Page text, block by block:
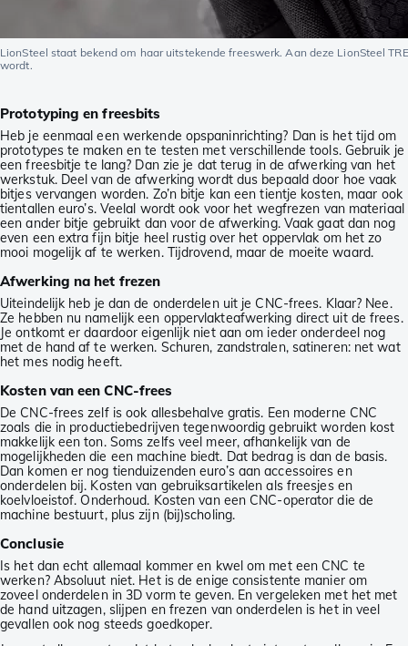
LionSteel staat bekend om haar uitstekende freeswerk. Aan deze LionSteel
wordt.
Prototyping en freesbits
Heb je eenmaal een werkende opspaninrichting? Dan is het tijd om
prototypes te maken en te testen met verschillende tools. Gebruik je
een freesbitje te lang? Dan zie je dat terug in de afwerking van het
werkstuk. Deel van de afwerking wordt dus bepaald door hoe vaak
bitjes vervangen worden. Zo’n bitje kan een tientje kosten, maar ook
tientallen euro’s. Veelal wordt ook voor het wegfrezen van materiaal
een ander bitje gebruikt dan voor de afwerking. Vaak gaat dan nog
even een extra fijn bitje heel rustig over het oppervlak om het zo
mooi mogelijk af te werken. Tijdrovend, maar de moeite waard.
Afwerking na het frezen
Uiteindelijk heb je dan de onderdelen uit je CNC-frees. Klaar? Nee.
Ze hebben nu namelijk een oppervlakteafwerking direct uit de frees.
Je ontkomt er daardoor eigenlijk niet aan om ieder onderdeel nog
met de hand af te werken. Schuren, zandstralen, satineren: net wat
het mes nodig heeft.
Kosten van een CNC-frees
De CNC-frees zelf is ook allesbehalve gratis. Een moderne CNC
zoals die in productiebedrijven tegenwoordig gebruikt worden kost
makkelijk een ton. Soms zelfs veel meer, afhankelijk van de
mogelijkheden die een machine biedt. Dat bedrag is dan de basis.
Dan komen er nog tienduizenden euro’s aan accessoires en
onderdelen bij. Kosten van gebruiksartikelen als freesjes en
koelvloeistof. Onderhoud. Kosten van een CNC-operator die de
machine bestuurt, plus zijn (bij)scholing.
Conclusie
Is het dan echt allemaal kommer en kwel om met een CNC te
werken? Absoluut niet. Het is de enige consistente manier om
zoveel onderdelen in 3D vorm te geven. En vergeleken met het met
de hand uitzagen, slijpen en frezen van onderdelen is het in veel
gevallen ook nog steeds goedkoper.